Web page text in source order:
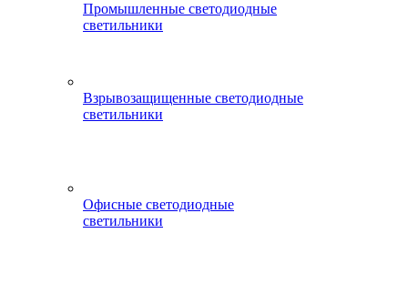
Промышленные светодиодные
светильники
Взрывозащищенные светодиодные
светильники
Офисные светодиодные
светильники